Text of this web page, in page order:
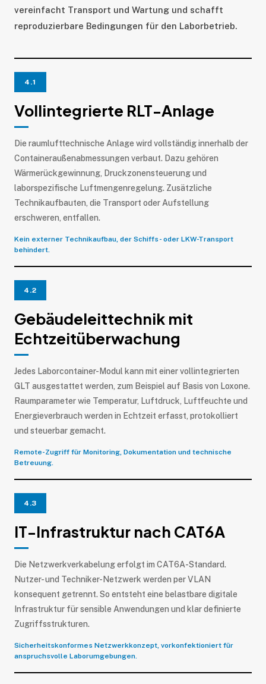
vereinfacht Transport und Wartung und schafft
reproduzierbare Bedingungen für den Laborbetrieb.
4.1
Vollintegrierte RLT-Anlage
Die raumlufttechnische Anlage wird vollständig innerhalb der
Containeraußenabmessungen verbaut. Dazu gehören
Wärmerückgewinnung, Druckzonensteuerung und
laborspezifische Luftmengenregelung. Zusätzliche
Technikaufbauten, die Transport oder Aufstellung
erschweren, entfallen.
Kein externer Technikaufbau, der Schiffs- oder LKW-Transport
behindert.
4.2
Gebäudeleittechnik mit
Echtzeitüberwachung
Jedes Laborcontainer-Modul kann mit einer vollintegrierten
GLT ausgestattet werden, zum Beispiel auf Basis von Loxone.
Raumparameter wie Temperatur, Luftdruck, Luftfeuchte und
Energieverbrauch werden in Echtzeit erfasst, protokolliert
und steuerbar gemacht.
Remote-Zugriff für Monitoring, Dokumentation und technische
Betreuung.
4.3
IT-Infrastruktur nach CAT6A
Die Netzwerkverkabelung erfolgt im CAT6A-Standard.
Nutzer- und Techniker-Netzwerk werden per VLAN
konsequent getrennt. So entsteht eine belastbare digitale
Infrastruktur für sensible Anwendungen und klar definierte
Zugriffsstrukturen.
Sicherheitskonformes Netzwerkkonzept, vorkonfektioniert für
anspruchsvolle Laborumgebungen.